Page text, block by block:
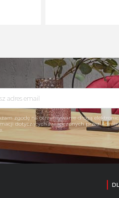
zgodę na otrzymywanie drogą
dotyczących świadczonych przez